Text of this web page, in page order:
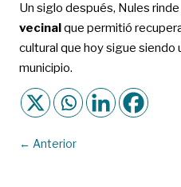
Un siglo después, Nules
vecinalque permitió
cultural que hoy sigue siendo
municipio.
← Anterior